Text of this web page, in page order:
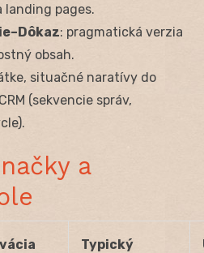
landing pages.
: pragmatická verzia
obsah.
situačné naratívy do
(sekvencie správ,
a
Typický